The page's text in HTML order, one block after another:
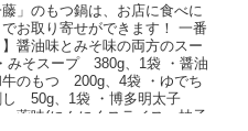
」のもつ鍋は、お店に食べに
お取り寄せができます！ 一番
醤油味とみそ味の両方のスー
みそスープ 380g、1袋 ・醤油
のもつ 200g、4袋 ・ゆでち
50g、1袋 ・博多明太子
薬味(にんにくスライス、柚子